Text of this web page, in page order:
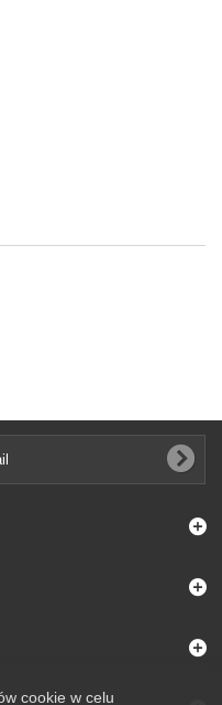
cookie w celu